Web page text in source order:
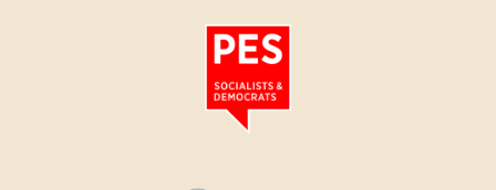
Tutustu PES:n periaatejulistukseen